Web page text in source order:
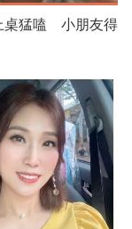
桌猛嗑 小朋友得